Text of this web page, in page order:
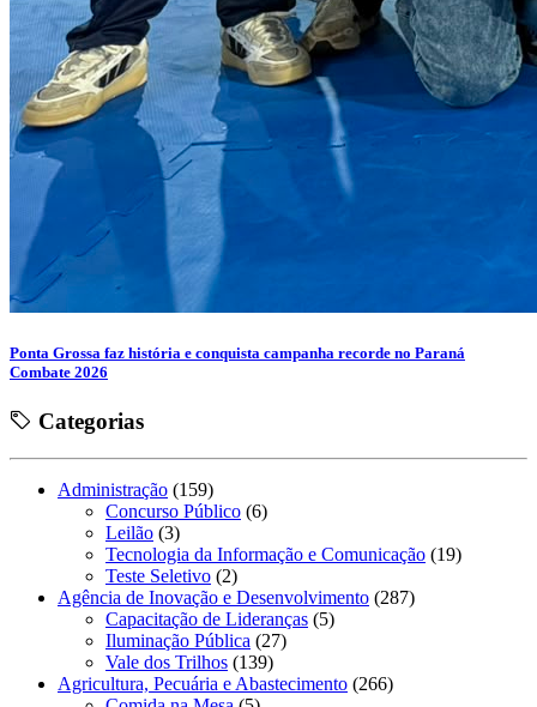
Ponta Grossa faz história e conquista campanha recorde no Paraná
Combate 2026
Categorias
Administração (159)
Concurso Público (6)
Leilão (3)
Tecnologia da Informação e Comunicação (19)
Teste Seletivo (2)
Agência de Inovação e Desenvolvimento (287)
Capacitação de Lideranças (5)
Iluminação Pública (27)
Vale dos Trilhos (139)
Agricultura, Pecuária e Abastecimento (266)